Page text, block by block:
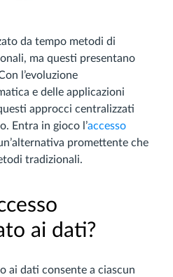
da tempo metodi di
ma questi presentano
l’evoluzione
e delle applicazioni
approcci centralizzati
Entra in gioco l’accesso
promettente che
tradizionali.
ai dati?
ai dati consente a ciascun